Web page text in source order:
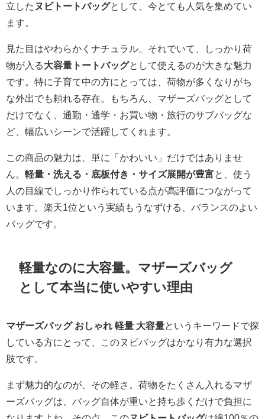
立した ヌビトートバッグとして、今とても人気を集めてい
ます。
見た目はやわらかくナチュラル。それでいて、しっかり荷
物が入る大容量トートバッグとして使えるのが大きな魅力
です。特に子育て中の方にとっては、荷物が多くなりがち
な外出でも頼れる存在。もちろん、マザーズバッグとして
だけでなく、通勤・通学・お買い物・旅行のサブバッグな
ど、幅広いシーンで活躍してくれます。
この商品の魅力は、単に「かわいい」だけではありませ
ん。 軽量・洗える・底板付き・サイズ展開が豊富 と、使う
人の目線でしっかり作られている点が高評価につながって
います。楽天1位という実績もうなずける、バランスのよい
バッグです。
軽量なのに大容量。マザーズバッグ
として本当に使いやすい理由
マザーズバッグ おしゃれ 軽量 大容量というキーワードで探
している方にとって、このヌビバッグはかなり有力な選択
肢です。
まず魅力的なのが、その軽さ。荷物をたくさん入れるマザ
ーズバッグは、バッグ自体が重いと持ち歩くだけで負担に